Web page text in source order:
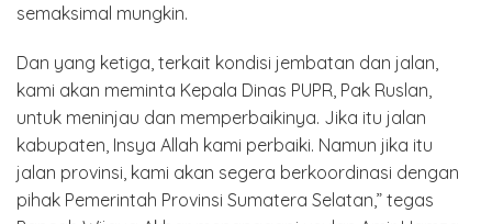
semaksimal mungkin.
Dan yang ketiga, terkait kondisi jembatan dan jalan,
kami akan meminta Kepala Dinas PUPR, Pak Ruslan,
untuk meninjau dan memperbaikinya. Jika itu jalan
kabupaten, Insya Allah kami perbaiki. Namun jika itu
jalan provinsi, kami akan segera berkoordinasi dengan
pihak Pemerintah Provinsi Sumatera Selatan,” tegas